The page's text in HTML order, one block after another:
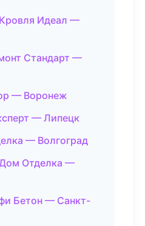
Идеал —
Стандарт —
— Воронеж
— Липецк
— Волгоград
Отделка —
Бетон — Санкт-